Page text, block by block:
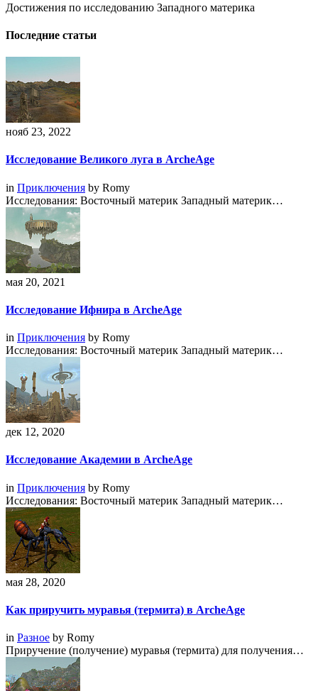
Достижения по исследованию Западного материка
Последние статьи
нояб 23, 2022
Исследование Великого луга в ArcheAge
in Приключения by Romy
Исследования: Восточный материк Западный материк…
мая 20, 2021
Исследование Ифнира в ArcheAge
in Приключения by Romy
Исследования: Восточный материк Западный материк…
дек 12, 2020
Исследование Академии в ArcheAge
in Приключения by Romy
Исследования: Восточный материк Западный материк…
мая 28, 2020
Как приручить муравья (термита) в ArcheAge
in Разное by Romy
Приручение (получение) муравья (термита) для получения…